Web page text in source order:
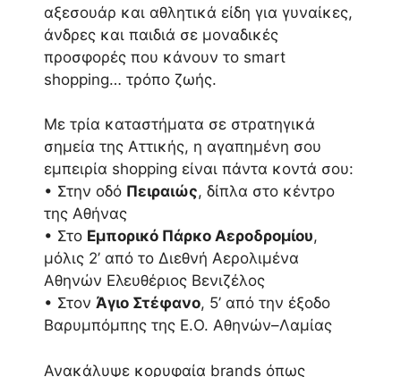
αξεσουάρ και αθλητικά είδη για γυναίκες,
άνδρες και παιδιά σε μοναδικές
προσφορές που κάνουν το smart
shopping… τρόπο ζωής.
Με τρία καταστήματα σε στρατηγικά
σημεία της Αττικής, η αγαπημένη σου
εμπειρία shopping είναι πάντα κοντά σου:
• Στην οδό Πειραιώς, δίπλα στο κέντρο
της Αθήνας
• Στο Εμπορικό Πάρκο Αεροδρομίου,
μόλις 2’ από το Διεθνή Αερολιμένα
Αθηνών Ελευθέριος Βενιζέλος
• Στον Άγιο Στέφανο, 5’ από την έξοδο
Βαρυμπόμπης της Ε.Ο. Αθηνών–Λαμίας
Ανακάλυψε κορυφαία brands όπως